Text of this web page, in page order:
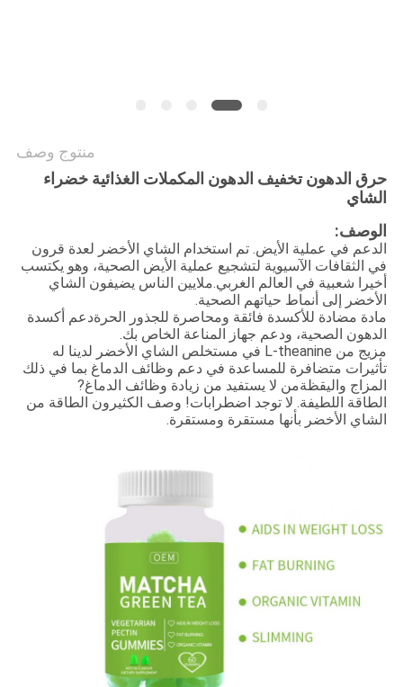
منتوج وصف
حرق الدهون تخفيف الدهون المكملات الغذائية خضراء
الشاي
الوصف:
الدعم في عملية الأيض. تم استخدام الشاي الأخضر لعدة قرون
في الثقافات الآسيوية لتشجيع عملية الأيض الصحية، وهو يكتسب
أخيرا شعبية في العالم الغربي.ملايين الناس يضيفون الشاي
الأخضر إلى أنماط حياتهم الصحية.
مادة مضادة للأكسدة فائقة ومحاصرة للجذور الحرةدعم أكسدة
الدهون الصحية، ودعم جهاز المناعة الخاص بك.
مزيج من L-theanine في مستخلص الشاي الأخضر لدينا له
تأثيرات متضافرة للمساعدة في دعم وظائف الدماغ بما في ذلك
المزاج واليقظةمن لا يستفيد من زيادة وظائف الدماغ?
الطاقة اللطيفة. لا توجد اضطرابات! وصف الكثيرون الطاقة من
الشاي الأخضر بأنها مستقرة ومستقرة.